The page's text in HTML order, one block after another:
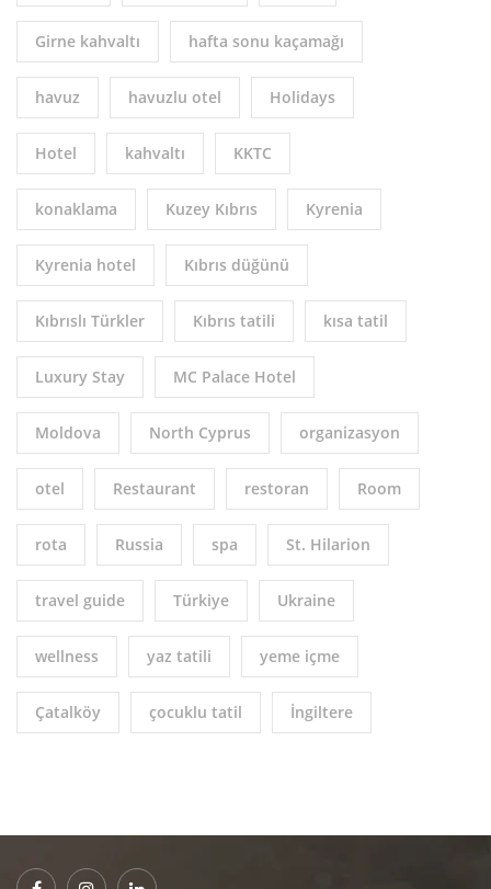
Girne kahvaltı hafta sonu kaçamağı
havuz havuzlu otel Holidays
Hotel kahvaltı KKTC
konaklama Kuzey Kıbrıs Kyrenia
Kyrenia hotel Kıbrıs düğünü
Kıbrıslı Türkler Kıbrıs tatili kısa tatil
Luxury Stay MC Palace Hotel
Moldova North Cyprus organizasyon
otel Restaurant restoran Room
rota Russia spa St. Hilarion
travel guide Türkiye Ukraine
wellness yaz tatili yeme içme
Çatalköy çocuklu tatil İngiltere